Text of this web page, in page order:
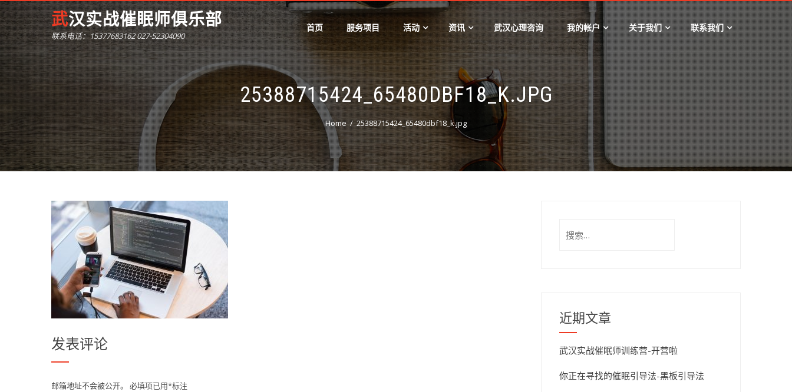
武汉实战催眠师俱乐部
联系电话：15377683162 027-52304090
首页 服务项目 活动 资讯 武汉心理咨询 我的帐户 关于我们 联系我们
25388715424_65480DBF18_K.JPG
Home 25388715424_65480dbf18_k.jpg
发表评论
邮箱地址不会被公开。 必填项已用*标注
索：
近期文章
武汉实战催眠师训练营-开营啦
你正在寻找的催眠引导法-黑板引导法